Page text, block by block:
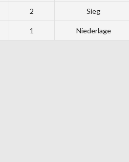
2 Sieg
1 Niederlage